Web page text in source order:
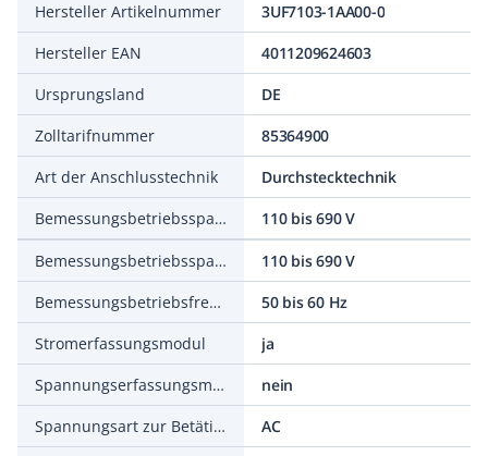
Hersteller Artikelnummer
3UF7103-1AA00-0
Hersteller EAN
4011209624603
Ursprungsland
DE
Zolltarifnummer
85364900
Art der Anschlusstechnik
Durchstecktechnik
Bemessungsbetriebsspannung Ue bei AC 50 Hz
110 bis 690 V
Bemessungsbetriebsspannung Ue bei AC 60 Hz
110 bis 690 V
Bemessungsbetriebsfrequenz
50 bis 60 Hz
Stromerfassungsmodul
ja
Spannungserfassungsmodul
nein
Spannungsart zur Betätigung
AC